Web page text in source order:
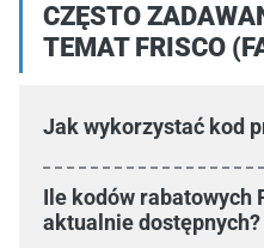
CZĘSTO
TEMAT FRISCO
Jak wykorzystać kod
Ile kodów rabatowych
aktualnie dostępnych?